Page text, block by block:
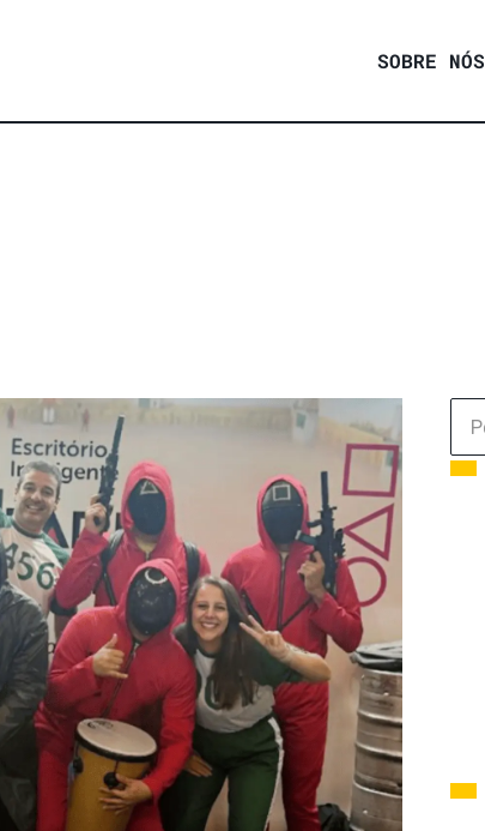
SOBRE NÓS